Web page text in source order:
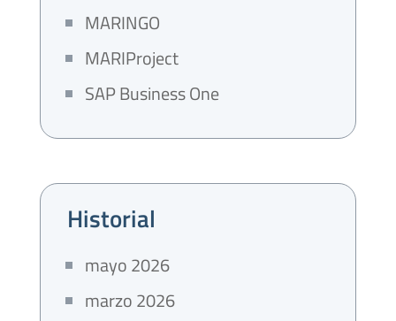
MARINGO
MARIProject
SAP Business One
Historial
mayo 2026
marzo 2026